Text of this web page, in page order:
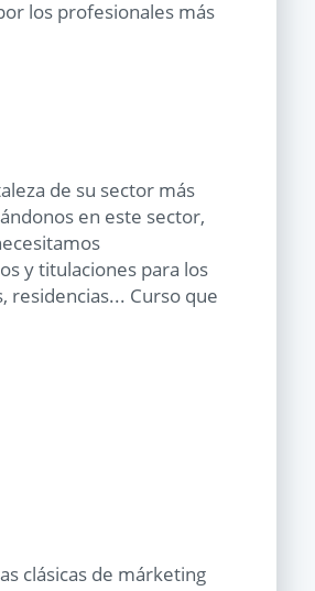
los profesionales más
de su sector más
en este sector,
y titulaciones para los
residencias... Curso que
clásicas de márketing